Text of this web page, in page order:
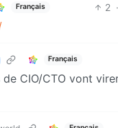
Français 2 ·
Français
CIO/CTO vont